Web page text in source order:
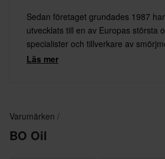
Sedan företaget grundades 1987
utvecklats till en av Europas största
specialister och tillverkare av
sortiment omfattar över 350
Läs mer
Varumärken
BO Oil